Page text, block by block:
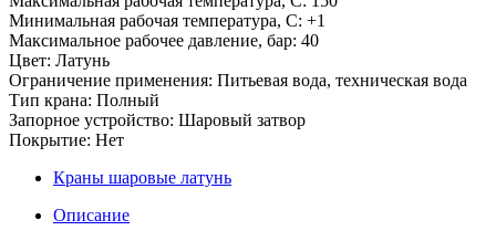
Минимальная рабочая температура, С: +1
Максимальное рабочее давление, бар: 40
Цвет: Латунь
Ограничение применения: Питьевая вода, техническая вода
Тип крана: Полный
Запорное устройство: Шаровый затвор
Покрытие: Нет
Краны шаровые латунь
Описание